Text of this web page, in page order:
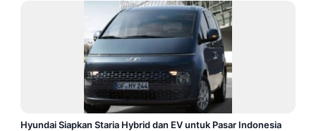
Hyundai Siapkan Staria Hybrid dan EV untuk Pasar Indonesia